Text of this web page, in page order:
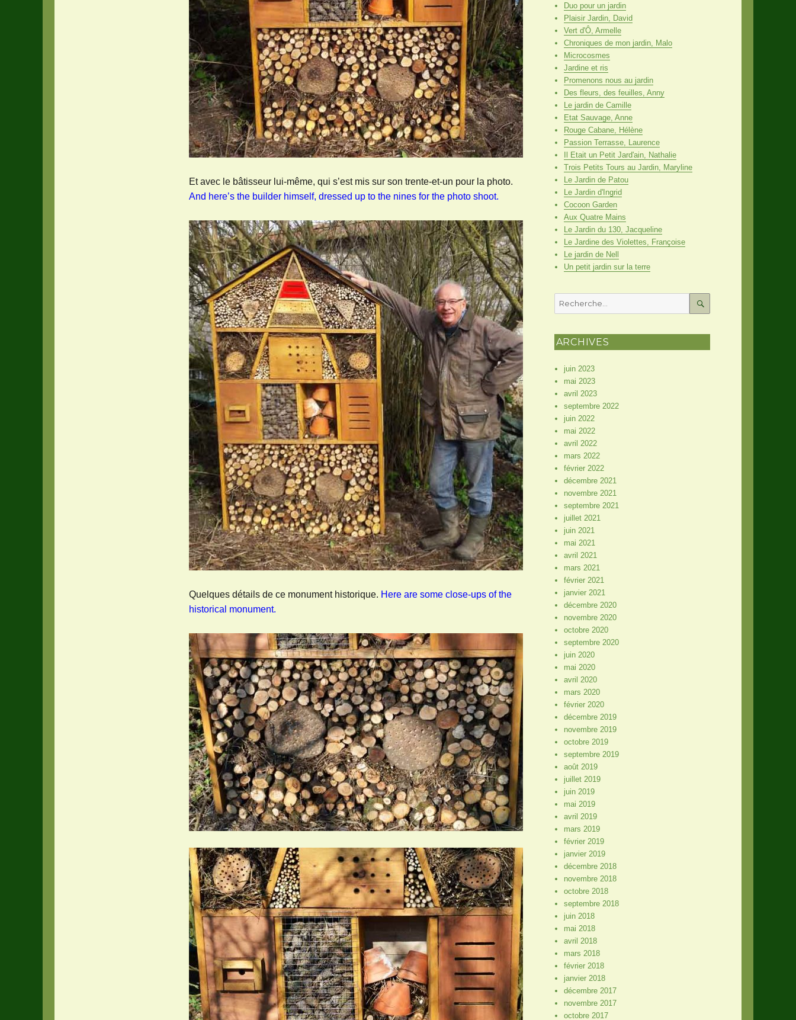
Et avec le bâtisseur lui-même, qui s’est mis sur son trente-et-un pour la photo.
And here’s the builder himself, dressed up to the nines for the photo shoot.
Quelques détails de ce monument historique. Here are some close-ups of the
historical monument.
Duo pour un jardin
Plaisir Jardin, David
Vert d'Ô, Armelle
Chroniques de mon jardin, Malo
Microcosmes
Jardine et ris
Promenons nous au jardin
Des fleurs, des feuilles, Anny
Le jardin de Camille
Etat Sauvage, Anne
Rouge Cabane, Hélène
Passion Terrasse, Laurence
Il Etait un Petit Jard'ain, Nathalie
Trois Petits Tours au Jardin, Maryline
Le Jardin de Patou
Le Jardin d'Ingrid
Cocoon Garden
Aux Quatre Mains
Le Jardin du 130, Jacqueline
Le Jardine des Violettes, Françoise
Le jardin de Nell
Un petit jardin sur la terre
Recherche
ARCHIVES
juin 2023
mai 2023
avril 2023
septembre 2022
juin 2022
mai 2022
avril 2022
mars 2022
février 2022
décembre 2021
novembre 2021
septembre 2021
juillet 2021
juin 2021
mai 2021
avril 2021
mars 2021
février 2021
janvier 2021
décembre 2020
novembre 2020
octobre 2020
septembre 2020
juin 2020
mai 2020
avril 2020
mars 2020
février 2020
décembre 2019
novembre 2019
octobre 2019
septembre 2019
août 2019
juillet 2019
juin 2019
mai 2019
avril 2019
mars 2019
février 2019
janvier 2019
décembre 2018
novembre 2018
octobre 2018
septembre 2018
juin 2018
mai 2018
avril 2018
mars 2018
février 2018
janvier 2018
décembre 2017
novembre 2017
octobre 2017